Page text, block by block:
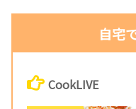
自宅
CookLIVE